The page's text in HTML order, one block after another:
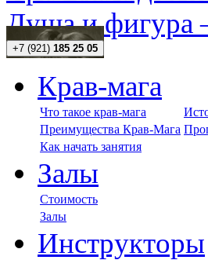
Душа и фигура
+7 (921) 185 25 05
Крав-мага
Что такое крав-мага
Преимущества Крав-Мага
Как начать занятия
Залы
Стоимость
Залы
Инструкторы